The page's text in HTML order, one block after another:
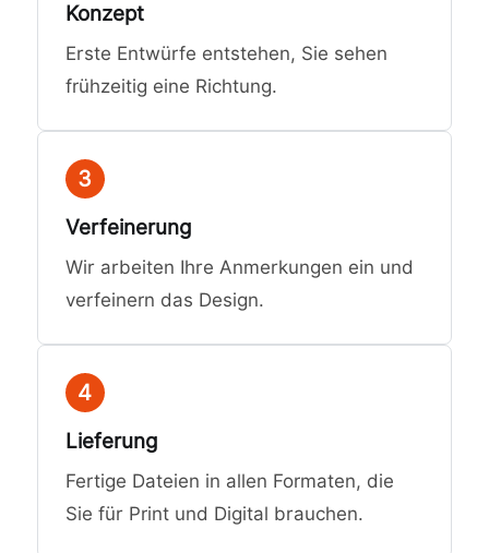
Konzept
Erste Entwürfe entstehen, Sie sehen
frühzeitig eine Richtung.
3
Verfeinerung
Wir arbeiten Ihre Anmerkungen ein und
verfeinern das Design.
4
Lieferung
Fertige Dateien in allen Formaten, die
Sie für Print und Digital brauchen.